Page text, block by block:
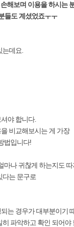
해보며 이용을 하시는
들도 계셨었죠ㅜㅜ
데요.
야 합니다.
비교해보시는 게 가장
법입니다!
마나 귀찮게 하는지도
다는 문구로
는 경우가 대부분이기
파악하고 확인 되어야